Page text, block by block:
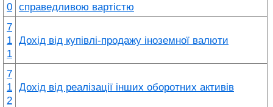
0 справедливою вартістю
7
1
1
Дохід від купівлі-продажу іноземної валюти
7
1
2
Дохід від реалізації інших оборотних активів